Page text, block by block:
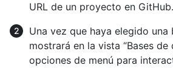
URL de un proyecto en GitHub.
Una vez que haya elegido una
mostrará en la vista “Bases de
opciones de menú para